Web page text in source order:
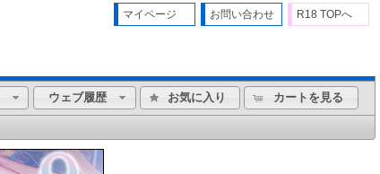
マイページ お問い合わせ R18 TOPへ
ウェブ履歴 お気に入り カートを見る